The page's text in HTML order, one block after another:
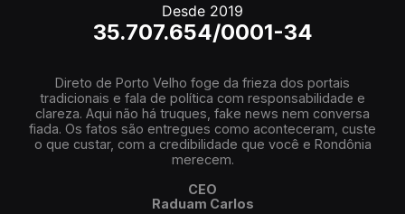
Desde 2019
35.707.654/0001-34
Direto de Porto Velho foge da frieza dos portais
tradicionais e fala de política com responsabilidade e
clareza. Aqui não há truques, fake news nem conversa
fiada. Os fatos são entregues como aconteceram, custe
o que custar, com a credibilidade que você e Rondônia
merecem.
CEO
Raduam Carlos